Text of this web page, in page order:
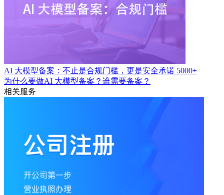
AI 大模型备案：不止是合规门槛，更是安全承诺 5000+
为什么要做AI 大模型备案？谁需要备案？
相关服务